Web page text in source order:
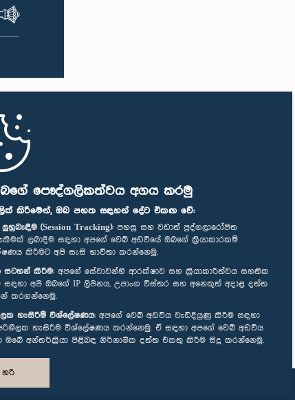
පෞද්ගලිකත්වය අගය කරමු
කිරීමෙන්, ඔබ පහත සඳහන් දේට එකඟ වේ:
(Session Tracking): පහසු සහ වඩාත් පුද්ගලාරෝපිත
ලබාදීම සඳහා අපගේ වෙබ් අඩවියේ ඔබගේ ක්‍රියාකාරකම්
කිරීමට අපි සැසි භාවිතා කරන්නෙමු.
සටහන් කිරීම: අපගේ සේවාවන්හි ආරක්ෂාව සහ ක්‍රියාකාරීත්වය සහතික
සඳහා අපි ඔබගේ IP ලිපිනය, උපාංග විස්තර සහ අනෙකුත් අදාළ දත්ත
කරගන්නෙමු.
හැසිරීම් විශ්ලේෂණය: අපගේ වෙබ් අඩවිය වැඩිදියුණු කිරීම සඳහා
හැසිරීම විශ්ලේෂණය කරන්නෙමු. ඒ සඳහා අපගේ වෙබ් අඩවිය
ඔබේ අන්තර්ක්‍රියා පිළිබඳ නිර්නාමික දත්ත එකතු කිරීම සිදු කරන්නෙමු.
හරි